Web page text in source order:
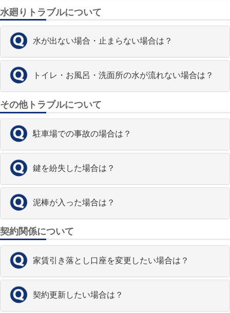
水廻りトラブルについて
水が出ない場合・止まらない場合は？
トイレ・お風呂・洗面所の水が流れない場合は？
その他トラブルについて
駐車場での事故の場合は？
鍵を紛失した場合は？
泥棒が入った場合は？
契約関係について
家賃引き落とし口座を変更したい場合は？
契約更新したい場合は？